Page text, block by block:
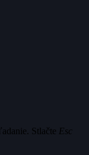
Stlačte Esc